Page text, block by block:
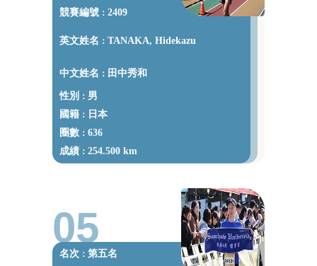
競賽編號 ： 2409
英文姓名 ： TANAKA, Hidekazu
中文姓名 ： 田中秀和
性別 ： 男
國籍 ： 日本
圈數 ： 636
成績 ： 254.500 km
05
名次 ： 第五名